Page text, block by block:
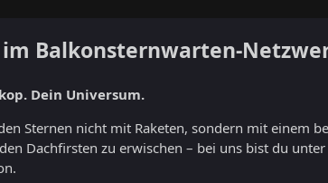
Balkonsternwarten-
Dein Universum.
Sternen nicht mit Raketen, sondern mit
Dachfirsten zu erwischen – bei uns bist du